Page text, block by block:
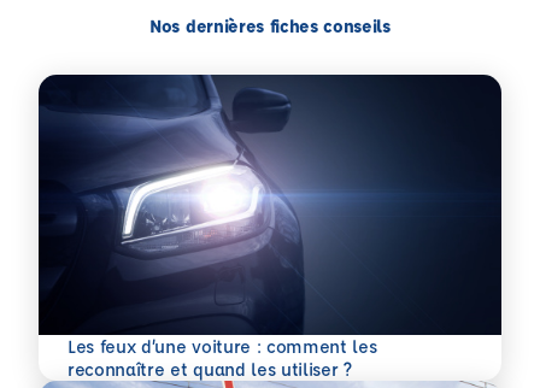
Nos dernières fiches conseils
Les feux d’une voiture : comment les
reconnaître et quand les utiliser ?
En savoir plus